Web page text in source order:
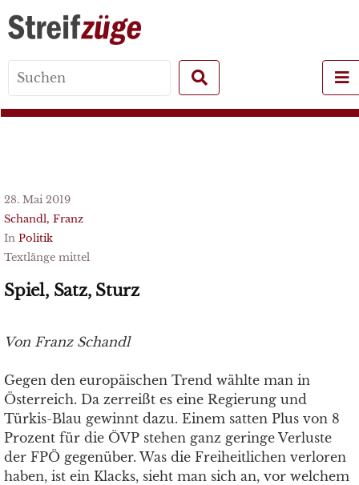
for:
28. Mai 2019
Schandl, Franz
In Politik
Textlänge mittel
Spiel, Satz, Sturz
Von Franz Schandl
Gegen den europäischen Trend wählte man in
Österreich. Da zerreißt es eine Regierung und
Türkis-Blau gewinnt dazu. Einem satten Plus von 8
Prozent für die ÖVP stehen ganz geringe Verluste
der FPÖ gegenüber. Was die Freiheitlichen verloren
haben, ist ein Klacks, sieht man sich an, vor welchem